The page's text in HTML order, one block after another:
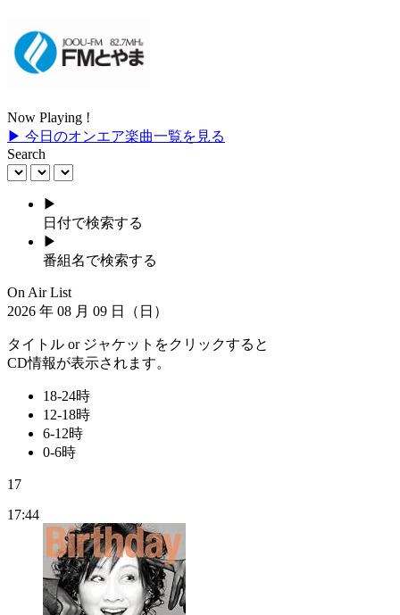
Now Playing !
▶ 今日のオンエア楽曲一覧を見る
Search
▶
日付で検索する
▶
番組名で検索する
On Air List
2026 年 08 月 09 日（日）
タイトル or ジャケットをクリックすると
CD情報が表示されます。
18-24時
12-18時
6-12時
0-6時
17
17:44